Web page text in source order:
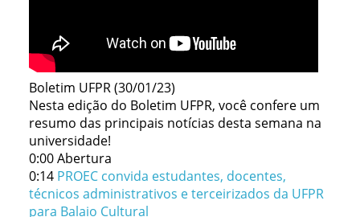
Boletim UFPR (30/01/23)
Nesta edição do Boletim UFPR, você confere um
resumo das principais notícias desta semana na
universidade!
0:00 Abertura
0:14 PROEC convida estudantes, docentes,
técnicos administrativos e terceirizados da UFPR
para Balaio Cultural